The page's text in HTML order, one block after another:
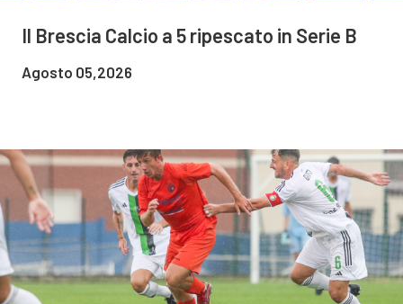
Il Brescia Calcio a 5 ripescato in Serie B
Agosto 05,2026